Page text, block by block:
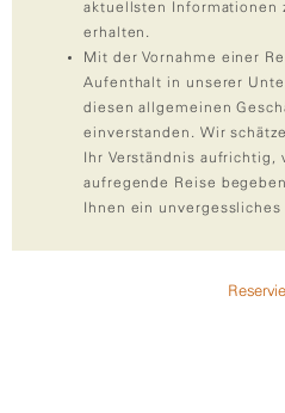
aktuellsten Informationen
erhalten.
Mit der Vornahme einer
Aufenthalt in unserer
diesen allgemeinen
einverstanden. Wir
Ihr Verständnis
aufregende Reise
Ihnen ein unvergessliches